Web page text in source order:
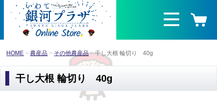
HOME 農産品 その他農産品 干し大根 輪切り 40g
干し大根 輪切り 40g